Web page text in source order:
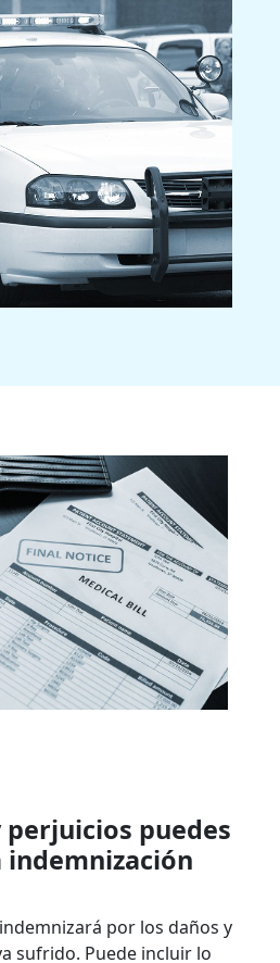
perjuicios puedes
por los daños y
sufrido. Puede incluir lo